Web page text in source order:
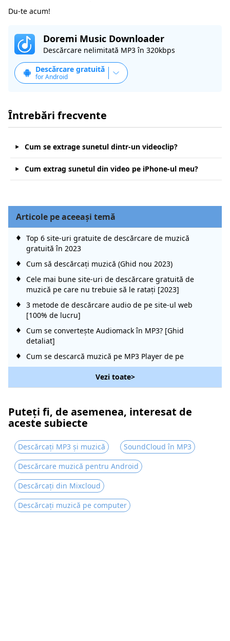
Du-te acum!
Doremi Music Downloader
Descărcare nelimitată MP3 în 320kbps
Descărcare gratuită
for Android
Întrebări frecvente
Cum se extrage sunetul dintr-un videoclip?
Cum extrag sunetul din video pe iPhone-ul meu?
Articole pe aceeaşi temă
Top 6 site-uri gratuite de descărcare de muzică
gratuită în 2023
Cum să descărcați muzică (Ghid nou 2023)
Cele mai bune site-uri de descărcare gratuită de
muzică pe care nu trebuie să le ratați [2023]
3 metode de descărcare audio de pe site-ul web
[100% de lucru]
Cum se convertește Audiomack în MP3? [Ghid
detaliat]
Cum se descarcă muzică pe MP3 Player de pe
computer?
Top 15 site-uri pentru a obține descărcări gratuite de
4 moduri de a extrage audio din MP4 cu ușurință
Cum să descărcați muzică gratuită pe iPhone [2
Descărcare muzică Jamendo pe Mac, Windows și
online
Vezi toate>
Puteți fi, de asemenea, interesat de
aceste subiecte
Descărcați MP3 și muzică
SoundCloud în MP3
Descărcare muzică pentru Android
Descărcați din Mixcloud
Descărcați muzică pe computer